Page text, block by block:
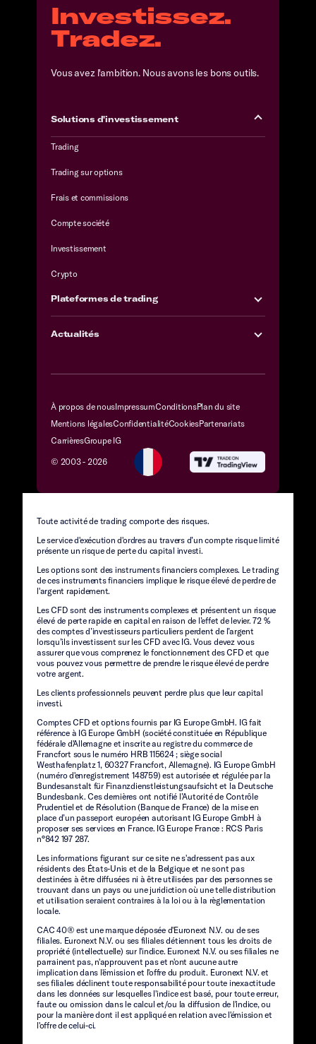
Investissez.
Tradez.
Vous avez l'ambition. Nous avons les bons outils.
Solutions d'investissement
Trading
Trading sur options
Frais et commissions
Compte société
Investissement
Crypto
Plateformes de trading
Actualités
À propos de nousImpressumConditionsPlan du site
Mentions légalesConfidentialitéCookiesPartenariats
CarrièresGroupe IG
© 2003 - 2026
Toute activité de trading comporte des risques.
Le service d'exécution d'ordres au travers d’un compte risque limité
présente un risque de perte du capital investi.
Les options sont des instruments financiers complexes. Le trading
de ces instruments financiers implique le risque élevé de perdre de
l'argent rapidement.
Les CFD sont des instruments complexes et présentent un risque
élevé de perte rapide en capital en raison de l’effet de levier. 72 %
des comptes d’investisseurs particuliers perdent de l’argent
lorsqu’ils investissent sur les CFD avec IG. Vous devez vous
assurer que vous comprenez le fonctionnement des CFD et que
vous pouvez vous permettre de prendre le risque élevé de perdre
votre argent.
Les clients professionnels peuvent perdre plus que leur capital
investi.
Comptes CFD et options fournis par IG Europe GmbH. IG fait
référence à IG Europe GmbH (société constituée en République
fédérale d'Allemagne et inscrite au registre du commerce de
Francfort sous le numéro HRB 115624 ; siège social
Westhafenplatz 1, 60327 Francfort, Allemagne). IG Europe GmbH
(numéro d'enregistrement 148759) est autorisée et régulée par la
Bundesanstalt für Finanzdienstleistungsaufsicht et la Deutsche
Bundesbank. Ces dernières ont notifié l’Autorité de Contrôle
Prudentiel et de Résolution (Banque de France) de la mise en
place d’un passeport européen autorisant IG Europe GmbH à
proposer ses services en France. IG Europe France : RCS Paris
n°842 197 287.
Les informations figurant sur ce site ne s'adressent pas aux
résidents des États-Unis et de la Belgique et ne sont pas
destinées à être diffusées ni à être utilisées par des personnes se
trouvant dans un pays ou une juridiction où une telle distribution
et utilisation seraient contraires à la loi ou à la règlementation
locale.
CAC 40® est une marque déposée d'Euronext N.V. ou de ses
filiales. Euronext N.V. ou ses filiales détiennent tous les droits de
propriété (intellectuelle) sur l'indice. Euronext N.V. ou ses filiales ne
parrainent pas, n'approuvent pas et n'ont aucune autre
implication dans l'émission et l'offre du produit. Euronext N.V. et
ses filiales déclinent toute responsabilité pour toute inexactitude
dans les données sur lesquelles l'indice est basé, pour toute erreur,
faute ou omission dans le calcul et/ou la diffusion de l'indice, ou
pour la manière dont il est appliqué en relation avec l'émission et
l'offre de celui-ci.